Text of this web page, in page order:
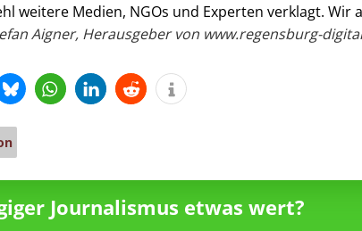
weitere Medien, NGOs und Experten verklagt. Wir
Aigner, Herausgeber von www.regensburg-
Journalismus etwas wert?